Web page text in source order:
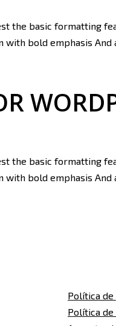
the basic formatting
with bold emphasis And
the basic formatting
with bold emphasis And
Política
Política de